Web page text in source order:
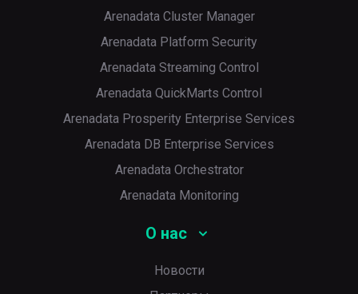
Arenadata Cluster Manager
Arenadata Platform Security
Arenadata Streaming Control
Arenadata QuickMarts Control
Arenadata Prosperity Enterprise Services
Arenadata DB Enterprise Services
Arenadata Orchestrator
Arenadata Monitoring
О нас
Новости